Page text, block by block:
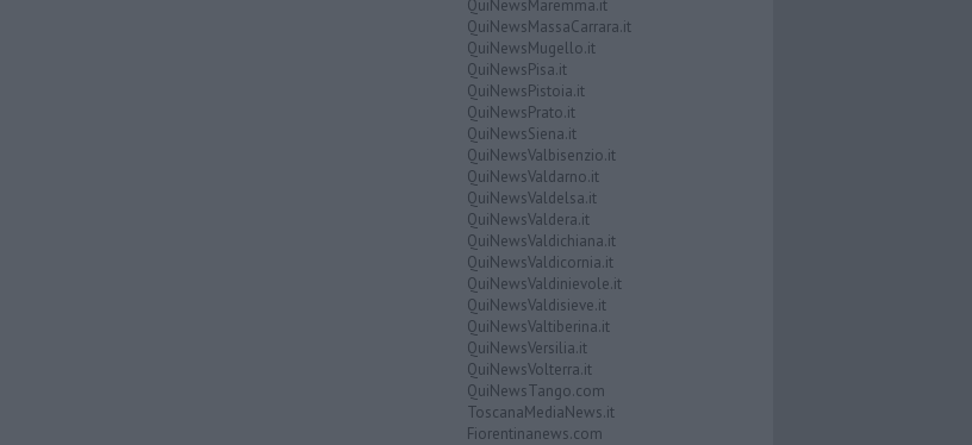
QuiNewsMaremma.it
QuiNewsMassaCarrara.it
QuiNewsMugello.it
QuiNewsPisa.it
QuiNewsPistoia.it
QuiNewsPrato.it
QuiNewsSiena.it
QuiNewsValbisenzio.it
QuiNewsValdarno.it
QuiNewsValdelsa.it
QuiNewsValdera.it
QuiNewsValdichiana.it
QuiNewsValdicornia.it
QuiNewsValdinievole.it
QuiNewsValdisieve.it
QuiNewsValtiberina.it
QuiNewsVersilia.it
QuiNewsVolterra.it
QuiNewsTango.com
ToscanaMediaNews.it
Fiorentinanews.com